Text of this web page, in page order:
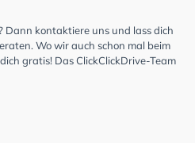
Dann kontaktiere uns und lass dich
Wo wir auch schon mal beim
gratis! Das ClickClickDrive-Team